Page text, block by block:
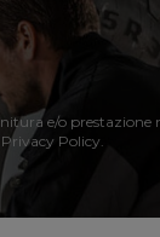
e/o prestazione
Policy.